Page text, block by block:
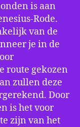
is aan
Rode.
van de
je in de
route gekozen
zullen deze
Door
is het voor
zijn van het